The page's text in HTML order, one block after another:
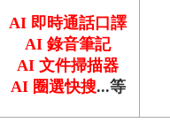
AI 即時通話口譯
AI 錄音筆記
AI 文件掃描器
AI 圈選快搜...等